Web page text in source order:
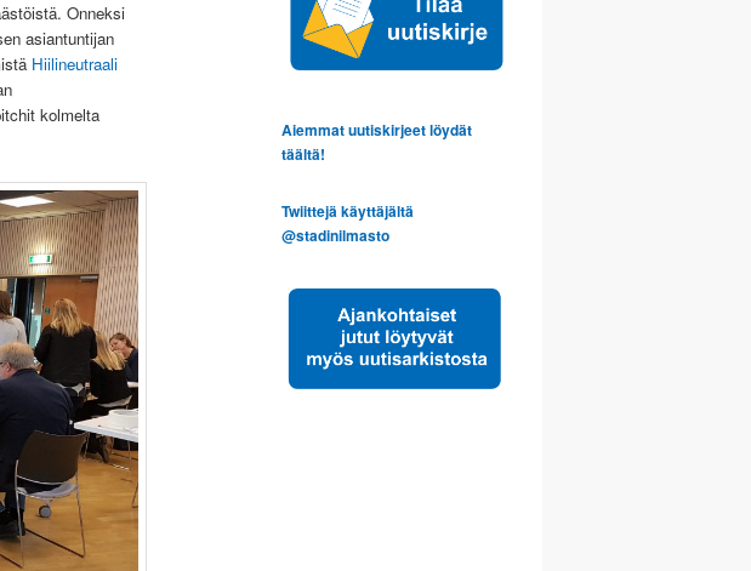
Onneksi
asiantuntijan
Hiilineutraali
kolmelta
Aiemmat uutiskirjeet löydät
täältä!
Twiittejä käyttäjältä
@stadinilmasto